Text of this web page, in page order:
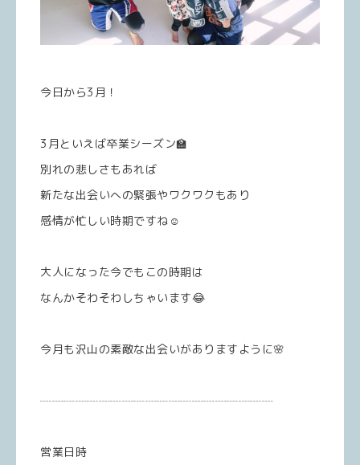
今日から3月！
3月といえば卒業シーズン🏫
別れの悲しさもあれば
新たな出会いへの緊張やワクワクもあり
感情が忙しい時期ですね☺️
大人になった今でもこの時期は
なんかそわそわしちゃいます😂
今月も沢山の素敵な出会いがありますように🌸
┈┈┈┈┈┈┈┈┈┈┈┈┈┈┈┈┈┈┈┈
営業日時